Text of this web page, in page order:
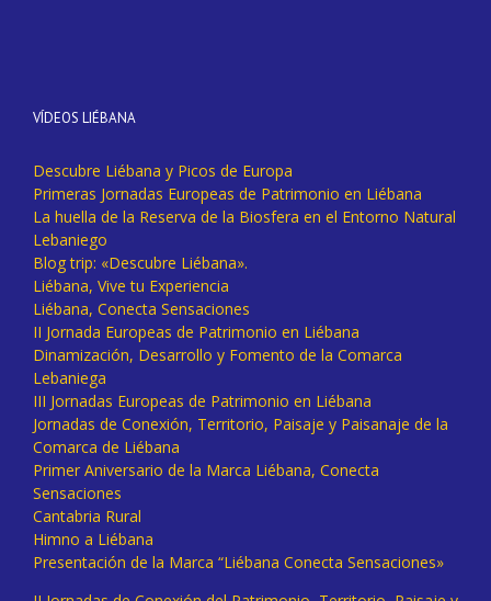
VÍDEOS LIÉBANA
Descubre Liébana y Picos de Europa
Primeras Jornadas Europeas de Patrimonio en Liébana
La huella de la Reserva de la Biosfera en el Entorno Natural
Lebaniego
Blog trip: «Descubre Liébana».
Liébana, Vive tu Experiencia
Liébana, Conecta Sensaciones
II Jornada Europeas de Patrimonio en Liébana
Dinamización, Desarrollo y Fomento de la Comarca
Lebaniega
III Jornadas Europeas de Patrimonio en Liébana
Jornadas de Conexión, Territorio, Paisaje y Paisanaje de la
Comarca de Liébana
Primer Aniversario de la Marca Liébana, Conecta
Sensaciones
Cantabria Rural
Himno a Liébana
Presentación de la Marca “Liébana Conecta Sensaciones»